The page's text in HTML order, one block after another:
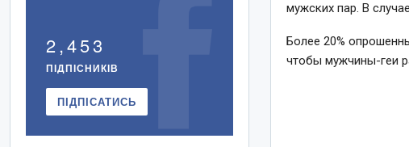
мужских пар. В
Более 20%
чтобы мужчины-геи
2,453
ПІДПІСНИКІВ
ПІДПІСАТИСЬ